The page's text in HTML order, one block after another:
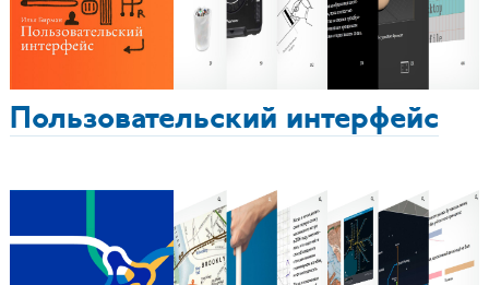
Пользовательский интерфейс